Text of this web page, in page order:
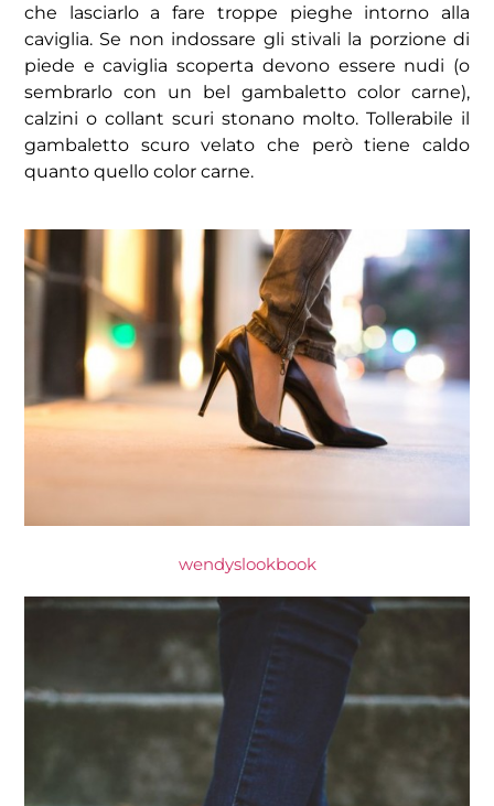
che lasciarlo a fare troppe pieghe intorno alla
caviglia. Se non indossare gli stivali la porzione di
piede e caviglia scoperta devono essere nudi (o
sembrarlo con un bel gambaletto color carne),
calzini o collant scuri stonano molto. Tollerabile il
gambaletto scuro velato che però tiene caldo
quanto quello color carne.
wendyslookbook